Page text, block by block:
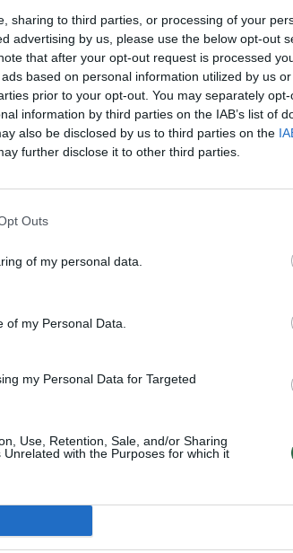
sharing to third parties, or processing of your
advertising by us, please use the below opt-out
that after your opt-out request is processed
based on personal information utilized by us
prior to your opt-out. You may separately
information by third parties on the IAB’s list of
also be disclosed by us to third parties on the
further disclose it to other third parties.
Outs
of my personal data.
my Personal Data.
my Personal Data for Targeted
Use, Retention, Sale, and/or Sharing
with the Purposes for which it
saugumui: įvardintos